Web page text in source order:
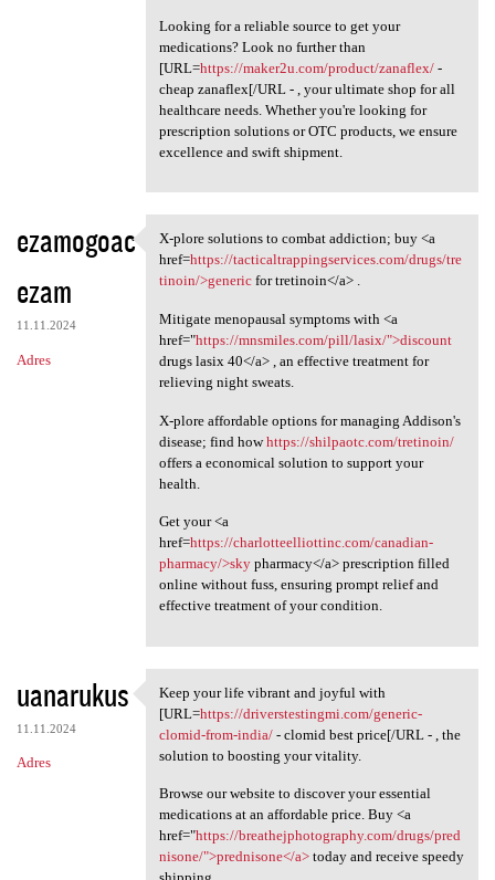
Looking for a reliable source to get your
medications? Look no further than
[URL=https://maker2u.com/product/zanaflex/-
cheap zanaflex[/URL - , your ultimate shop for all
healthcare needs. Whether you're looking for
prescription solutions or OTC products, we ensure
excellence and swift shipment.
ezamogoac
ezam
11.11.2024
Adres
X-plore solutions to combat
X-plore solutions to combat addiction; buy <a
href=https://tacticaltrappingservices.com/drugs/tre
tinoin/>genericfor tretinoin</a> .
Mitigate menopausal symptoms with <a
href="https://mnsmiles.com/pill/lasix/">discount
drugs lasix 40</a> , an effective treatment for
relieving night sweats.
X-plore affordable options for managing Addison's
disease; find howhttps://shilpaotc.com/tretinoin/
offers a economical solution to support your
health.
Get your <a
href=https://charlotteelliottinc.com/canadian-
pharmacy/>skypharmacy</a> prescription filled
online without fuss, ensuring prompt relief and
effective treatment of your condition.
uanarukus
11.11.2024
Adres
Keep your life vibrant and
Keep your life vibrant and joyful with
[URL=https://driverstestingmi.com/generic-
clomid-from-india/- clomid best price[/URL - , the
solution to boosting your vitality.
Browse our website to discover your essential
medications at an affordable price. Buy <a
href="https://breathejphotography.com/drugs/pred
nisone/">prednisone</a>today and receive speedy